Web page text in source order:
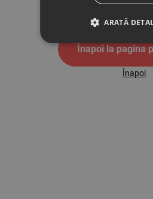
Înapoi la pagina
Înapoi
ARATĂ